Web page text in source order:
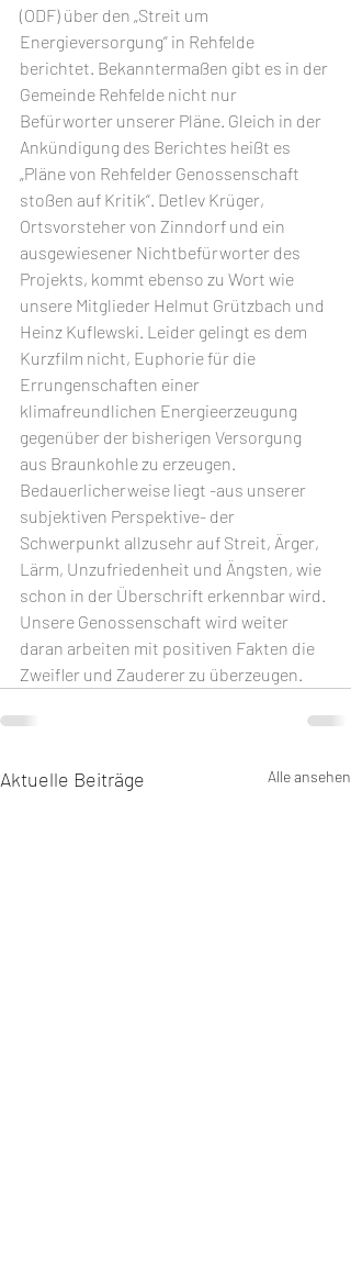
(ODF) über den „Streit um
Energieversorgung“ in Rehfelde
berichtet. Bekanntermaßen gibt es in der
Gemeinde Rehfelde nicht nur
Befürworter unserer Pläne. Gleich in der
Ankündigung des Berichtes heißt es
„Pläne von Rehfelder Genossenschaft
stoßen auf Kritik“. Detlev Krüger,
Ortsvorsteher von Zinndorf und ein
ausgewiesener Nichtbefürworter des
Projekts, kommt ebenso zu Wort wie
unsere Mitglieder Helmut Grützbach und
Heinz Kuflewski. Leider gelingt es dem
Kurzfilm nicht, Euphorie für die
Errungenschaften einer
klimafreundlichen Energieerzeugung
gegenüber der bisherigen Versorgung
aus Braunkohle zu erzeugen.
Bedauerlicherweise liegt -aus unserer
subjektiven Perspektive- der
Schwerpunkt allzusehr auf Streit, Ärger,
Lärm, Unzufriedenheit und Ängsten, wie
schon in der Überschrift erkennbar wird.
Unsere Genossenschaft wird weiter
daran arbeiten mit positiven Fakten die
Zweifler und Zauderer zu überzeugen.
Aktuelle Beiträge Alle ansehen